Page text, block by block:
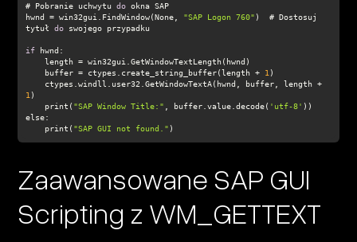
# Pobranie uchwytu do
hwnd = win32gui.FindWindow(None, "SAP Logon 760" )  # Dostosuj
tytuł do
if
    buffer = ctypes.create_string_buffer(length +
1
1
    print(
"SAP Window Title:" , buffer.value.decode( 'utf-8'
else
    print(
"SAP GUI not found." )
Zaawansowane SAP GUI
Scripting z WM_GETTEXT